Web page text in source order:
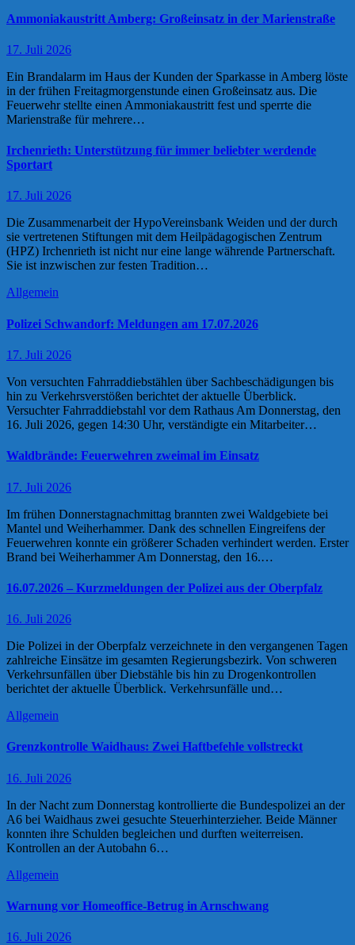
Ammoniakaustritt Amberg: Großeinsatz in der Marienstraße
17. Juli 2026
Ein Brandalarm im Haus der Kunden der Sparkasse in Amberg löste
in der frühen Freitagmorgenstunde einen Großeinsatz aus. Die
Feuerwehr stellte einen Ammoniakaustritt fest und sperrte die
Marienstraße für mehrere…
Irchenrieth: Unterstützung für immer beliebter werdende
Sportart
17. Juli 2026
Die Zusammenarbeit der HypoVereinsbank Weiden und der durch
sie vertretenen Stiftungen mit dem Heilpädagogischen Zentrum
(HPZ) Irchenrieth ist nicht nur eine lange währende Partnerschaft.
Sie ist inzwischen zur festen Tradition…
Allgemein
Polizei Schwandorf: Meldungen am 17.07.2026
17. Juli 2026
Von versuchten Fahrraddiebstählen über Sachbeschädigungen bis
hin zu Verkehrsverstößen berichtet der aktuelle Überblick.
Versuchter Fahrraddiebstahl vor dem Rathaus Am Donnerstag, den
16. Juli 2026, gegen 14:30 Uhr, verständigte ein Mitarbeiter…
Waldbrände: Feuerwehren zweimal im Einsatz
17. Juli 2026
Im frühen Donnerstagnachmittag brannten zwei Waldgebiete bei
Mantel und Weiherhammer. Dank des schnellen Eingreifens der
Feuerwehren konnte ein größerer Schaden verhindert werden. Erster
Brand bei Weiherhammer Am Donnerstag, den 16.…
16.07.2026 – Kurzmeldungen der Polizei aus der Oberpfalz
16. Juli 2026
Die Polizei in der Oberpfalz verzeichnete in den vergangenen Tagen
zahlreiche Einsätze im gesamten Regierungsbezirk. Von schweren
Verkehrsunfällen über Diebstähle bis hin zu Drogenkontrollen
berichtet der aktuelle Überblick. Verkehrsunfälle und…
Allgemein
Grenzkontrolle Waidhaus: Zwei Haftbefehle vollstreckt
16. Juli 2026
In der Nacht zum Donnerstag kontrollierte die Bundespolizei an der
A6 bei Waidhaus zwei gesuchte Steuerhinterzieher. Beide Männer
konnten ihre Schulden begleichen und durften weiterreisen.
Kontrollen an der Autobahn 6…
Allgemein
Warnung vor Homeoffice-Betrug in Arnschwang
16. Juli 2026